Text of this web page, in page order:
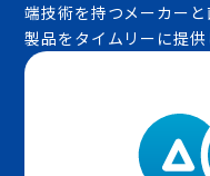
端技術を持つメーカー
製品をタイムリーに提供